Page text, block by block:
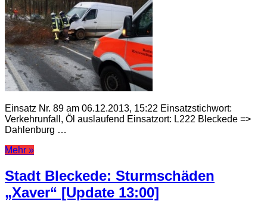
Einsatz Nr. 89 am 06.12.2013, 15:22 Einsatzstichwort:
Verkehrunfall, Öl auslaufend Einsatzort: L222 Bleckede =>
Dahlenburg …
Mehr »
Stadt Bleckede: Sturmschäden
„Xaver“ [Update 13:00]